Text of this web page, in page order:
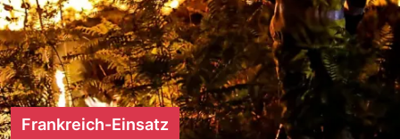
Frankreich-Einsatz